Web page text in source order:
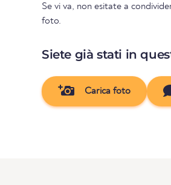
Se vi va, non esitate a
foto.
Siete già stati in
Carica foto